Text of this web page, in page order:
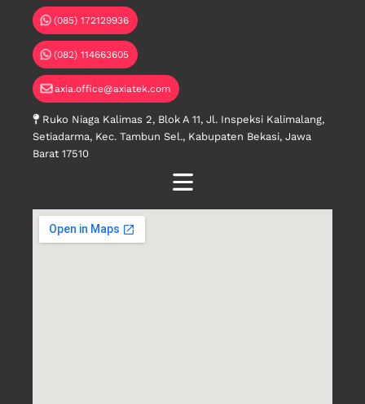
(085) 172129936
(082) 114663605
axia.office@axiatek.com
Ruko Niaga Kalimas 2, Blok A 11, Jl. Inspeksi Kalimalang,
Setiadarma, Kec. Tambun Sel., Kabupaten Bekasi, Jawa
Barat 17510